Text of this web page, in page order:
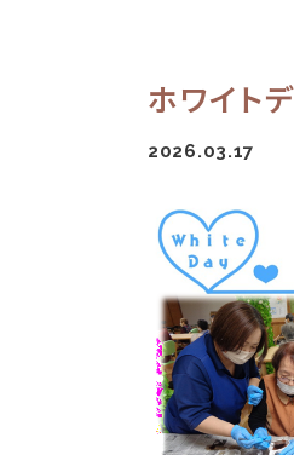
ホワイト
2026.03.17